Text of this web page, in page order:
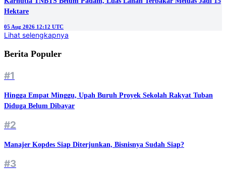
Hektare
05 Aug 2026 12:12 UTC
Lihat selengkapnya
Berita Populer
#1
Hingga Empat Minggu, Upah Buruh Proyek Sekolah Rakyat Tuban
Diduga Belum Dibayar
#2
Manajer Kopdes Siap Diterjunkan, Bisnisnya Sudah Siap?
#3